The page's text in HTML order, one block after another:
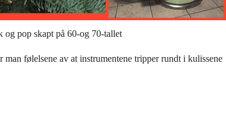
og pop skapt på 60-og 70-tallet
følelsene av at instrumentene tripper rundt i kulissene